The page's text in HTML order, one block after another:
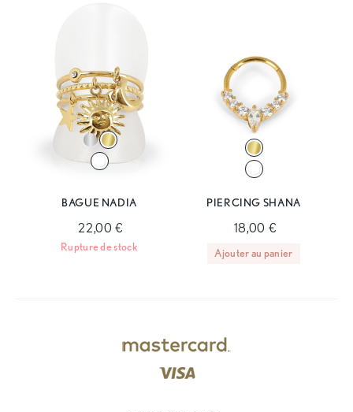
BAGUE NADIA
22,00 €
Rupture de stock
PIERCING SHANA
18,00 €
Ajouter au panier